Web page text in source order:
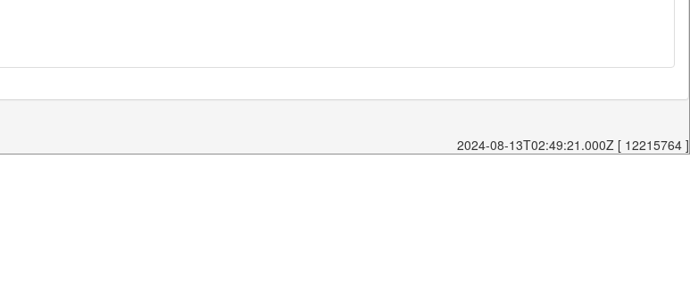
2024-08-13T02:49:21.000Z [ 12215764 ]